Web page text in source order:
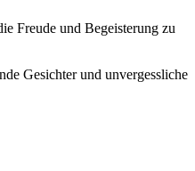
Freude und Begeisterung zu
Gesichter und unvergessliche